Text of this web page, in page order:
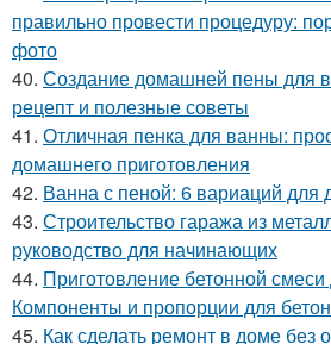
правильно провести процедуру:
фото
40. Создание домашней пены для
рецепт и полезные советы
41. Отличная пенка для ванны:
домашнего приготовления
42. Ванна с пеной: 6 вариаций для
43. Строительство гаража из
руководство для начинающих
44. Приготовление бетонной смеси
Компоненты и пропорции для
45. Как сделать ремонт в доме